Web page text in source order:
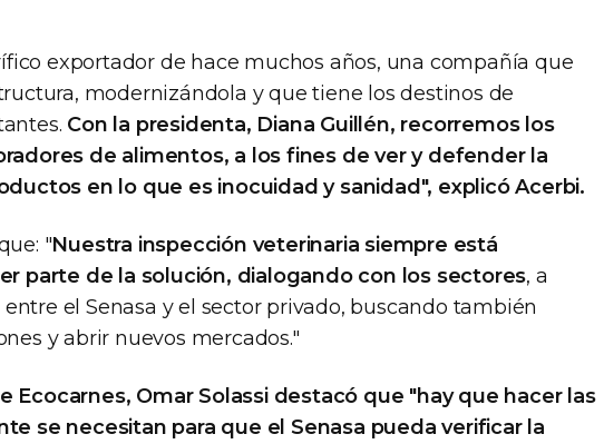
exportador de hace muchos años, una compañía que
modernizándola y que tiene los destinos de
Con la presidenta, Diana Guillén, recorremos los
de alimentos, a los fines de ver y defender la
en lo que es inocuidad y sanidad", explicó Acerbi.
"Nuestra inspección veterinaria siempre está
parte de la solución, dialogando con los sectores, a
el Senasa y el sector privado, buscando también
y abrir nuevos mercados."
Ecocarnes, Omar Solassi destacó que "hay que hacer las
se necesitan para que el Senasa pueda verificar la